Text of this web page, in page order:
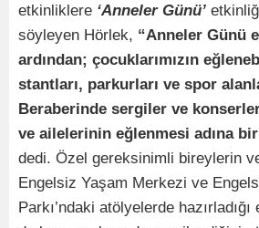
etkinliklere ‘Anneler Günü’
söyleyen Hörlek, “Anneler Günü
ardından; çocuklarımızın
stantları, parkurları ve spor
Beraberinde sergiler ve
ve ailelerinin eğlenmesi adına
dedi. Özel gereksinimli bireylerin
Engelsiz Yaşam Merkezi ve
Parkı’ndaki atölyelerde